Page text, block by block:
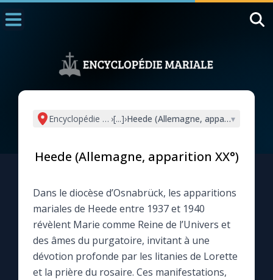
L'actualité de la semaine
La chaîne Youtube
La newsletter
La vidéo de la semaine
Encyclopédie mariale
›[...]›Heede (Allemagne, apparition XX°)
▾
Heede (Allemagne, apparition XX°)
Dans le diocèse d’Osnabrück, les apparitions
mariales de Heede entre 1937 et 1940
révèlent Marie comme Reine de l’Univers et
des âmes du purgatoire, invitant à une
dévotion profonde par les litanies de Lorette
et la prière du rosaire. Ces manifestations,